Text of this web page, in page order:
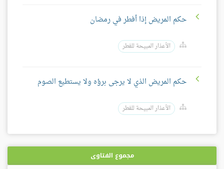
حكم المريض إذا أفطر في رمضان
الأعذار المبيحة للفطر
حكم المريض الذي لا يرجى برؤه ولا يستطيع الصوم
الأعذار المبيحة للفطر
مجموع الفتاوى